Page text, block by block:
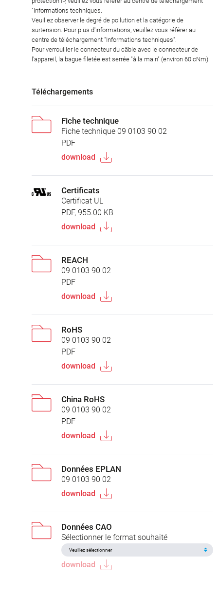
"Informations techniques.
Veuillez observer le degré de pollution et la catégorie de
surtension. Pour plus d'informations, veuillez vous référer au
centre de téléchargement "Informations techniques".
Pour verrouiller le connecteur du câble avec le connecteur de
l'appareil, la bague filetée est serrée "à la main" (environ 60 cNm).
Téléchargements
Fiche technique
Fiche technique 09 0103 90 02
PDF
download
Certificats
Certificat UL
PDF, 955.00 KB
download
REACH
09 0103 90 02
PDF
download
RoHS
09 0103 90 02
PDF
download
China RoHS
09 0103 90 02
PDF
download
Données EPLAN
09 0103 90 02
download
Données CAO
Sélectionner le format souhaité
download